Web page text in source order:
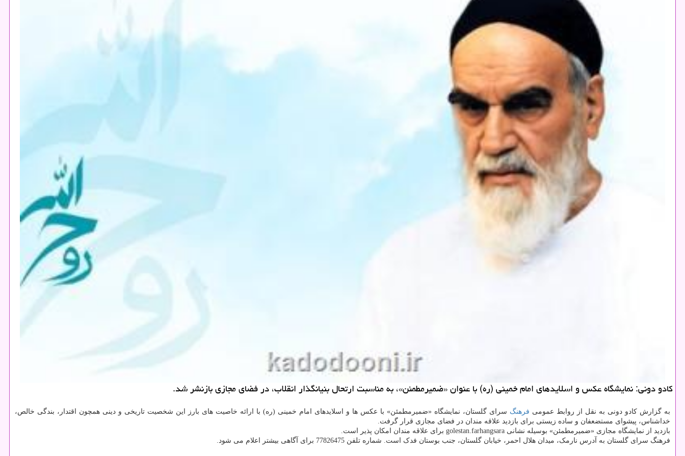
كادو دونی: نمایشگاه عكس و اسلایدهای امام خمینی (ره) با عنوان «ضمیرمطمئن»، به مناسبت ارتحال بنیانگذار انقلاب، در فضای مجازی بازنشر شد.
به گزارش کادو دونی به نقل از روابط عمومی فرهنگ سرای گلستان، نمایشگاه «ضمیرمطمئن» با عکس ها و اسلایدهای امام خمینی (ره) با ارائه خاصیت های بارز این شخصیت تاریخی و دینی همچون اقتدار، بندگی خالص،
خداشناس، پیشوای مستضعفان و ساده زیستی برای بازدید علاقه مندان در فضای مجازی قرار گرفت.
بازدید از نمایشگاه مجازی «ضمیرمطمئن» بوسیله نشانی golestan.farhangsara برای علاقه مندان امکان پذیر است.
فرهنگ سرای گلستان به آدرس نارمک، میدان هلال احمر، خیابان گلستان، جنب بوستان فدک است. شماره تلفن 77826475 برای آگاهی بیشتر اعلام می شود.